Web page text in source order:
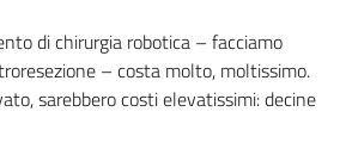
di chirurgia robotica – facciamo
– costa molto, moltissimo.
sarebbero costi elevatissimi: decine